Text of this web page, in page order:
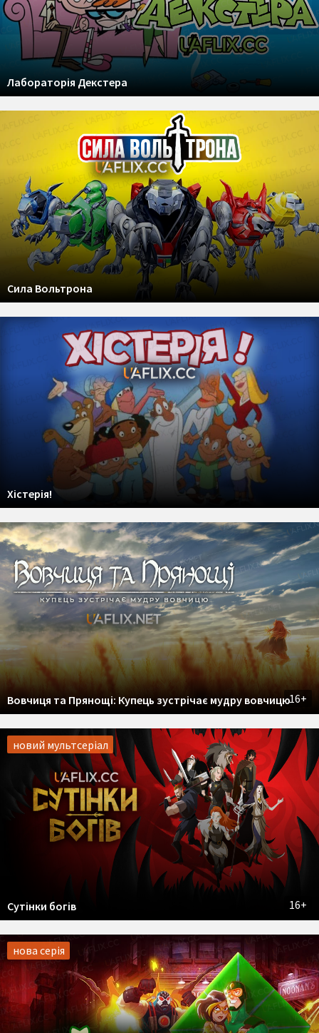
Лабораторія Декстера
Сила Вольтрона
Хістерія!
16+
Вовчиця та Прянощі: Купець зустрічає мудру вовчицю
новий мультсеріал
16+
Сутінки богів
нова серія